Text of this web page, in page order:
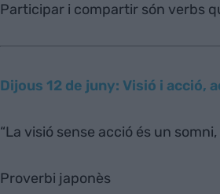
Participar i compartir són verbs
Dijous 12 de juny: Visió i acció,
“La visió sense acció és un
Proverbi japonès